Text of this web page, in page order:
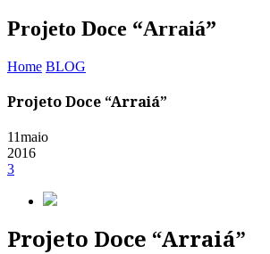
Projeto Doce “Arraiá”
Home BLOG
Projeto Doce “Arraiá”
11maio
2016
3
Projeto Doce “Arraiá”